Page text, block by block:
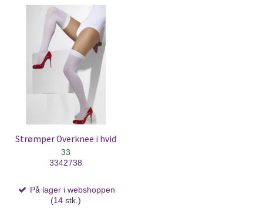
Strømper Overknee i hvid
33
3342738
På lager i webshoppen
(14 stk.)